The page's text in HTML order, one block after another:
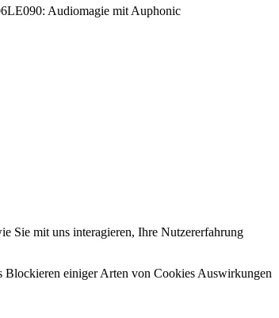
LE090: Audiomagie mit Auphonic
Sie mit uns interagieren, Ihre Nutzererfahrung
Blockieren einiger Arten von Cookies Auswirkungen